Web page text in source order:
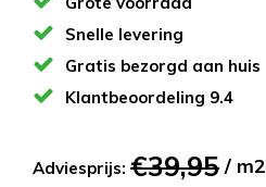
Snelle levering
Gratis bezorgd aan huis
Klantbeoordeling 9.4
Adviesprijs: €39,95 / m2